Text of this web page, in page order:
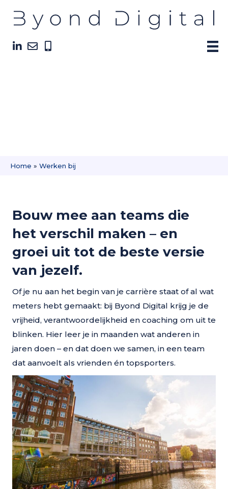
Home » Werken bij
Bouw mee aan teams die
het verschil maken – en
groei uit tot de beste versie
van jezelf.
Of je nu aan het begin van je carrière staat of al wat
meters hebt gemaakt: bij Byond Digital krijg je de
vrijheid, verantwoordelijkheid en coaching om uit te
blinken. Hier leer je in maanden wat anderen in
jaren doen – en dat doen we samen, in een team
dat aanvoelt als vrienden én topsporters.